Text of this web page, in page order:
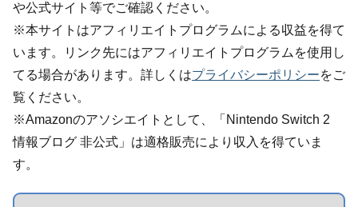
や公式サイト等でご確認ください。
※本サイトはアフィリエイトプログラムによる収益を得て
います。リンク先にはアフィリエイトプログラムを使用し
てる場合があります。詳しくはプライバシーポリシーをご
覧ください。
※Amazonのアソシエイトとして、「Nintendo Switch 2
情報ブログ 非公式」は適格販売により収入を得ていま
す。